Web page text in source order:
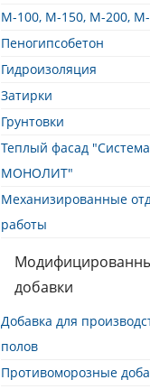
М-100, М-150, М-200,
Пеногипсобетон
Гидроизоляция
Затирки
Грунтовки
Теплый фасад
МОНОЛИТ"
Механизированные
работы
добавки
Добавка для
полов
Противоморозные